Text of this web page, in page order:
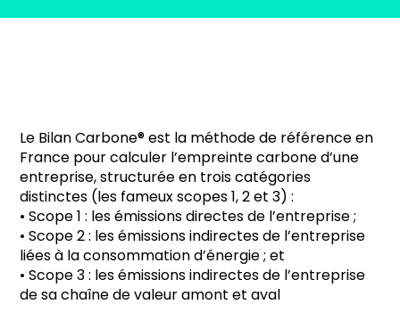
Le Bilan Carbone® est la méthode de référence en
France pour calculer l’empreinte carbone d’une
entreprise, structurée en trois catégories
distinctes (les fameux scopes 1, 2 et 3) :
• Scope 1 : les émissions directes de l’entreprise ;
• Scope 2 : les émissions indirectes de l’entreprise
liées à la consommation d’énergie ; et
• Scope 3 : les émissions indirectes de l’entreprise
de sa chaîne de valeur amont et aval